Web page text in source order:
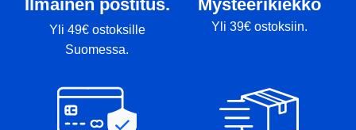
Ilmainen postitus.
Yli 49€ ostoksille
Suomessa.
Mysteerikiekko
Yli 39€ ostoksiin.